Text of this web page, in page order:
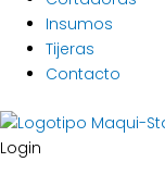
Insumos
Tijeras
Contacto
Login